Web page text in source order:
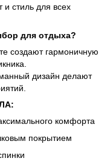
стиль для всех
для отдыха?
создают гармоничную
дизайн делают
комфорта
покрытием